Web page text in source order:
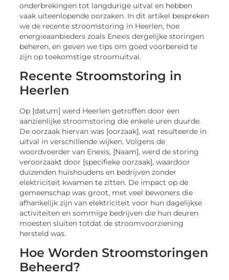
onderbrekingen tot langdurige uitval en hebben
vaak uiteenlopende oorzaken. In dit artikel bespreken
we de recente stroomstoring in Heerlen, hoe
energieaanbieders zoals Enexis dergelijke storingen
beheren, en geven we tips om goed voorbereid te
zijn op toekomstige stroomuitval.
Recente Stroomstoring in
Heerlen
Op [datum] werd Heerlen getroffen door een
aanzienlijke stroomstoring die enkele uren duurde.
De oorzaak hiervan was [oorzaak], wat resulteerde in
uitval in verschillende wijken. Volgens de
woordvoerder van Enexis, [Naam], werd de storing
veroorzaakt door [specifieke oorzaak], waardoor
duizenden huishoudens en bedrijven zonder
elektriciteit kwamen te zitten. De impact op de
gemeenschap was groot, met veel bewoners die
afhankelijk zijn van elektriciteit voor hun dagelijkse
activiteiten en sommige bedrijven die hun deuren
moesten sluiten totdat de stroomvoorziening
hersteld was.
Hoe Worden Stroomstoringen
Beheerd?